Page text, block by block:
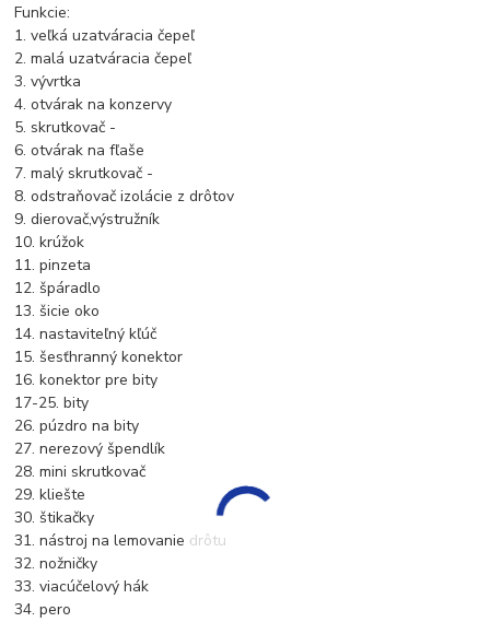
Funkcie:
1. veľká uzatváracia čepeľ
2. malá uzatváracia čepeľ
3. vývrtka
4. otvárak na konzervy
5. skrutkovač -
6. otvárak na fľaše
7. malý skrutkovač -
8. odstraňovač izolácie z drôtov
9. dierovač,výstružník
10. krúžok
11. pinzeta
12. špáradlo
13. šicie oko
14. nastaviteľný kľúč
15. šesťhranný konektor
16. konektor pre bity
17-25. bity
26. púzdro na bity
27. nerezový špendlík
28. mini skrutkovač
29. kliešte
30. štikačky
31. nástroj na lemovanie drôtu
32. nožničky
33. viacúčelový hák
34. pero